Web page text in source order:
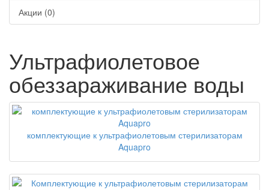
Акции (0)
Ультрафиолетовое
обеззараживание воды
комплектующие к ультрафиолетовым стерилизаторам
Aquapro